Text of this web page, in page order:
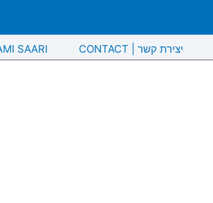
SAARI CONTACT | יצירת קשר